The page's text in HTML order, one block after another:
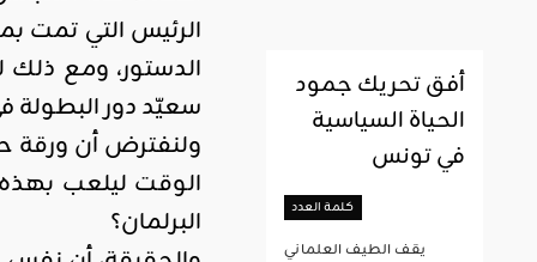
الرئيس التي تمت
الدستور، ومع
سعيّد دور البطولة
ولنفترض أن ورقة
الوقت ليلعب
البرلمان؟
أفق تحريك جمود
الحياة السياسية
في تونس
كلمة العدد
يقف الطيف العلماني